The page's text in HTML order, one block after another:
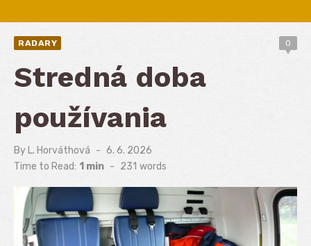
RADARY 0
Stredná doba
používania
By L. Horváthová
Posted
6. 6. 2026
Time to Read: 1 min - 231 words